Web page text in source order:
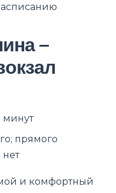
–
минут
прямого
и комфортный